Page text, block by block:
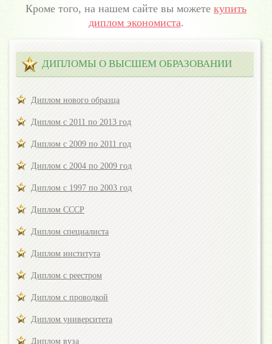
Кроме того, на нашем сайте вы можете купить
диплом экономиста.
ДИПЛОМЫ О ВЫСШЕМ ОБРАЗОВАНИИ
Диплом нового образца
Диплом с 2011 по 2013 год
Диплом с 2009 по 2011 год
Диплом с 2004 по 2009 год
Диплом с 1997 по 2003 год
Диплом СССР
Диплом специалиста
Диплом института
Диплом с реестром
Диплом с проводкой
Диплом университета
Диплом вуза